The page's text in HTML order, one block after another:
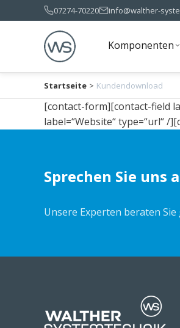
07274-70220 info@walther-
Komponenten
Startseite > Kundendownload
[contact-form][contact-field
label=“Website“ type=“url“
Sprechen Sie uns
Unsere Experten beraten